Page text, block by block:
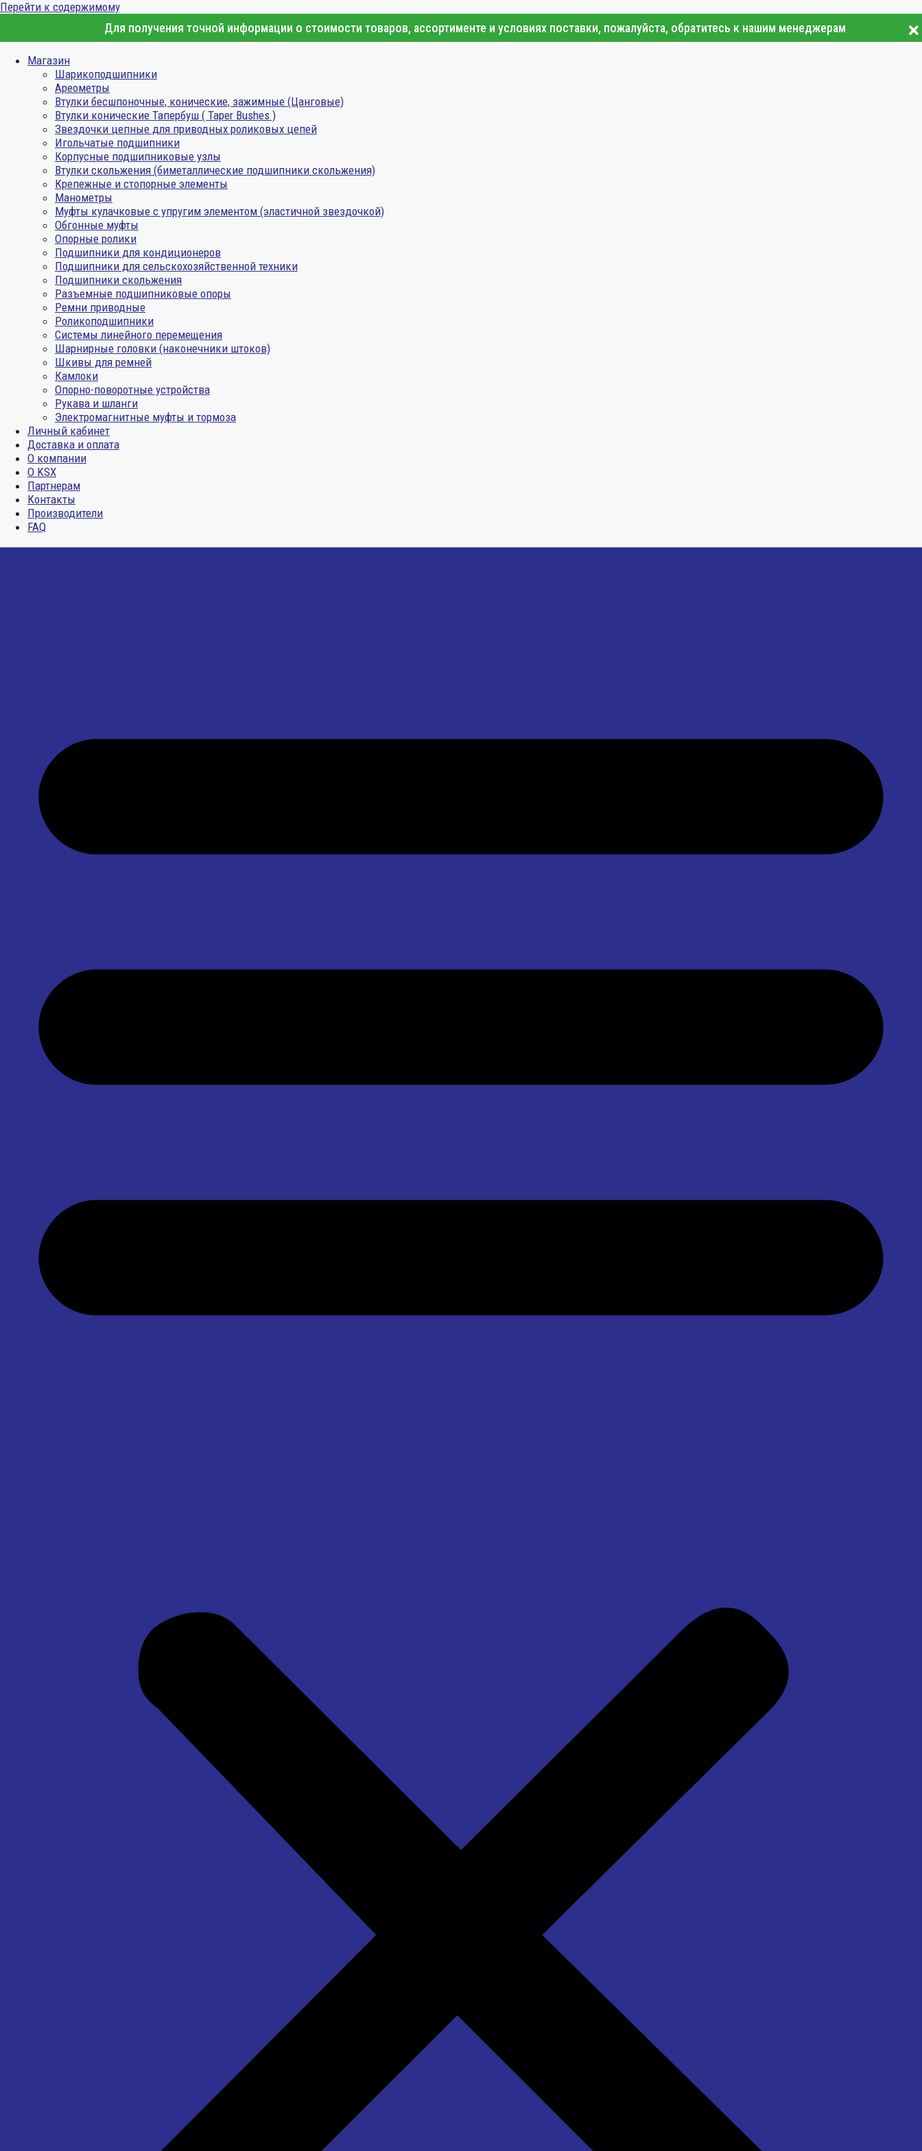
Перейти к содержимому
Для получения точной информации о стоимости товаров, ассортименте и условиях поставки, пожалуйста, обратитесь к нашим менеджерам
Магазин
Шарикоподшипники
Ареометры
Втулки бесшпоночные, конические, зажимные (Цанговые)
Втулки конические Тапербуш ( Taper Bushes )
Звездочки цепные для приводных роликовых цепей
Игольчатые подшипники
Корпусные подшипниковые узлы
Втулки скольжения (биметаллические подшипники скольжения)
Крепежные и стопорные элементы
Манометры
Муфты кулачковые с упругим элементом (эластичной звездочкой)
Обгонные муфты
Опорные ролики
Подшипники для кондиционеров
Подшипники для сельскохозяйственной техники
Подшипники скольжения
Разъемные подшипниковые опоры
Ремни приводные
Роликоподшипники
Системы линейного перемещения
Шарнирные головки (наконечники штоков)
Шкивы для ремней
Камлоки
Опорно-поворотные устройства
Рукава и шланги
Электромагнитные муфты и тормоза
Личный кабинет
Доставка и оплата
О компании
О KSX
Партнерам
Контакты
Производители
FAQ